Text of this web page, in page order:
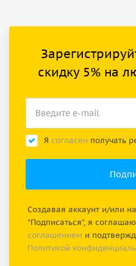
скидку 5% на
Я согласен получать
Создавая аккаунт и/или
"Подписаться", я
соглашением и
Политикой